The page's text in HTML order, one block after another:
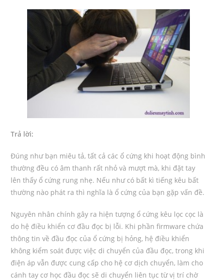
Trả lời:
Đúng như bạn miêu tả, tất cả các ổ cứng khi hoạt động bình
thường đều có âm thanh rất nhỏ và mượt mà, khi đặt tay
lên thấy ổ cứng rung nhẹ. Nếu như có bất kì tiếng kêu bất
thường nào phát ra thì nghĩa là ổ cứng của bạn gặp vấn đề.
Nguyên nhân chính gây ra hiện tượng ổ cứng kêu lọc cọc là
do hệ điều khiển cơ đầu đọc bị lỗi. Khi phần firmware chứa
thông tin về đầu đọc của ổ cứng bị hỏng, hệ điều khiển
không kiểm soát được việc di chuyển của đầu đọc, trong khi
điện áp vẫn được cung cấp cho hệ cơ dịch chuyển, làm cho
cánh tay cơ học đầu đọc sẽ di chuyển liên tục từ vị trí chờ